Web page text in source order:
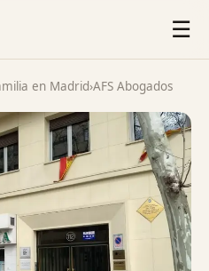
☰
en Madrid›AFS Abogados